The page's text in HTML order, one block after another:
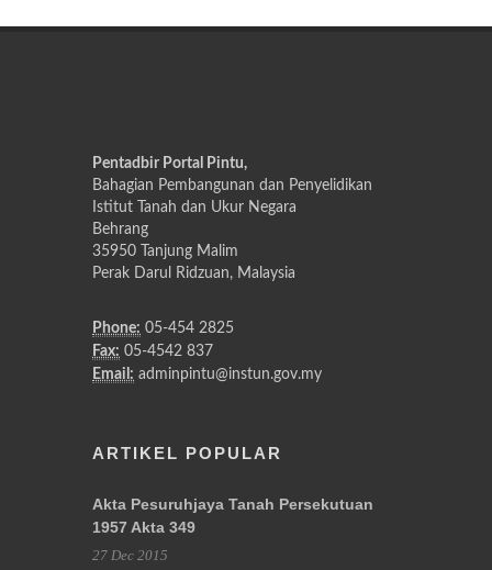
Pentadbir Portal Pintu,
Bahagian Pembangunan dan Penyelidikan
Istitut Tanah dan Ukur Negara
Behrang
35950 Tanjung Malim
Perak Darul Ridzuan, Malaysia
Phone: 05-454 2825
Fax: 05-4542 837
Email: adminpintu@instun.gov.my
ARTIKEL POPULAR
Akta Pesuruhjaya Tanah Persekutuan
1957 Akta 349
27 Dec 2015